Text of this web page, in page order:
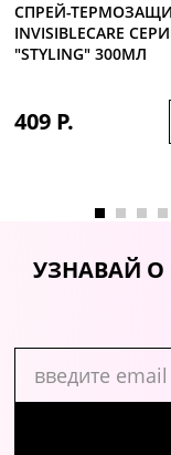
СПРЕЙ-
INVISIBLECARE
"STYLING" 300МЛ
409 Р.
УЗНАВАЙ О